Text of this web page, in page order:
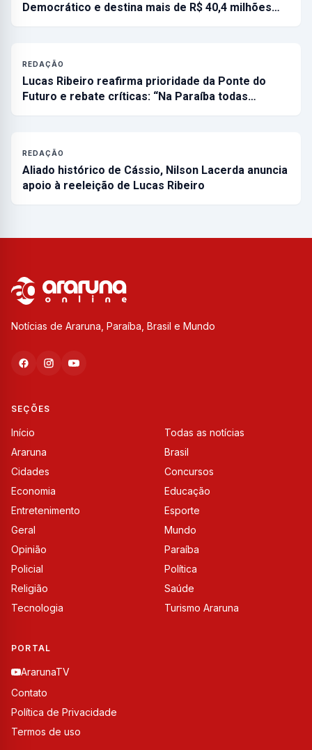
Democrático e destina mais de R$ 40,4 milhões…
REDAÇÃO
Lucas Ribeiro reafirma prioridade da Ponte do
Futuro e rebate críticas: “Na Paraíba todas…
REDAÇÃO
Aliado histórico de Cássio, Nilson Lacerda anuncia
apoio à reeleição de Lucas Ribeiro
Notícias de Araruna, Paraíba, Brasil e Mundo
SEÇÕES
Início
Todas as notícias
Araruna
Brasil
Cidades
Concursos
Economia
Educação
Entretenimento
Esporte
Geral
Mundo
Opinião
Paraíba
Policial
Política
Religião
Saúde
Tecnologia
Turismo Araruna
PORTAL
ArarunaTV
Contato
Política de Privacidade
Termos de uso